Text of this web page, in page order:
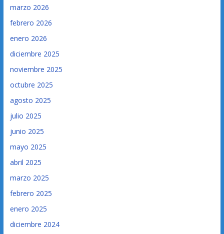
marzo 2026
febrero 2026
enero 2026
diciembre 2025
noviembre 2025
octubre 2025
agosto 2025
julio 2025
junio 2025
mayo 2025
abril 2025
marzo 2025
febrero 2025
enero 2025
diciembre 2024